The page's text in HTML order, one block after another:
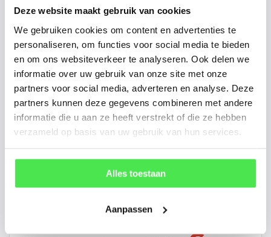
Deze website maakt gebruik van cookies
We gebruiken cookies om content en advertenties te
personaliseren, om functies voor social media te bieden
en om ons websiteverkeer te analyseren. Ook delen we
informatie over uw gebruik van onze site met onze
partners voor social media, adverteren en analyse. Deze
partners kunnen deze gegevens combineren met andere
informatie die u aan ze heeft verstrekt of die ze hebben
verzameld op basis van uw gebruik van hun services.
Alles toestaan
Aanpassen
tussen? Laat het ons weten, dan
gaan we voor u kijken. Stuur ons
de plantnaam, hoogte, stamdikte en
vorm. Wilt u weten hoe uw plant of
boom er ongeveer eruit ziet? We
kunnen u een foto sturen.
info@tuinplantenbezorgd.nl